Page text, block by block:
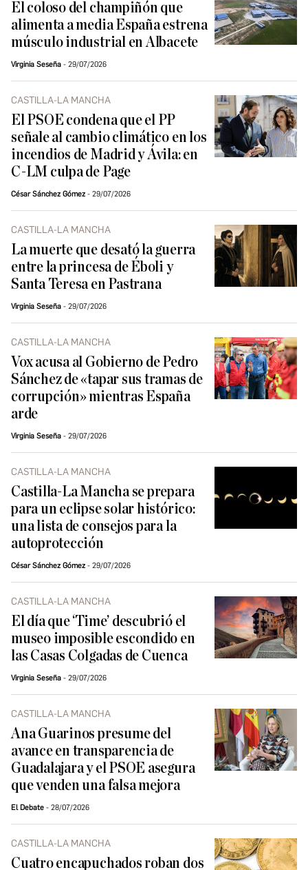
El coloso del champiñón que
alimenta a media España estrena
músculo industrial en Albacete
Virginia Seseña 29/07/2026
CASTILLA-LA MANCHA
El PSOE condena que el PP
señale al cambio climático en los
incendios de Madrid y Ávila: en
C-LM culpa de Page
César Sánchez Gómez 29/07/2026
CASTILLA-LA MANCHA
La muerte que desató la guerra
entre la princesa de Éboli y
Santa Teresa en Pastrana
Virginia Seseña 29/07/2026
CASTILLA-LA MANCHA
Vox acusa al Gobierno de Pedro
Sánchez de «tapar sus tramas de
corrupción» mientras España
arde
Virginia Seseña 29/07/2026
CASTILLA-LA MANCHA
Castilla-La Mancha se prepara
para un eclipse solar histórico:
una lista de consejos para la
autoprotección
César Sánchez Gómez 29/07/2026
CASTILLA-LA MANCHA
El día que ‘Time’ descubrió el
museo imposible escondido en
las Casas Colgadas de Cuenca
Virginia Seseña 29/07/2026
CASTILLA-LA MANCHA
Ana Guarinos presume del
avance en transparencia de
Guadalajara y el PSOE asegura
que venden una falsa mejora
El Debate 28/07/2026
CASTILLA-LA MANCHA
Cuatro encapuchados roban dos